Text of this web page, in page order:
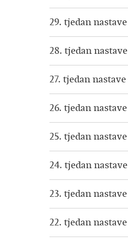
29. tjedan nastave
28. tjedan nastave
27. tjedan nastave
26. tjedan nastave
25. tjedan nastave
24. tjedan nastave
23. tjedan nastave
22. tjedan nastave